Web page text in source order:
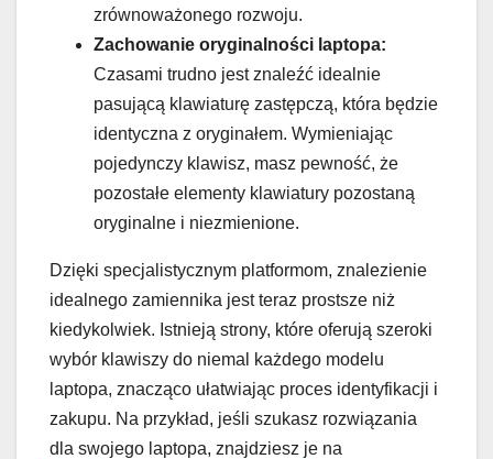
zrównoważonego rozwoju.
Zachowanie oryginalności laptopa:
Czasami trudno jest znaleźć idealnie
pasującą klawiaturę zastępczą, która będzie
identyczna z oryginałem. Wymieniając
pojedynczy klawisz, masz pewność, że
pozostałe elementy klawiatury pozostaną
oryginalne i niezmienione.
Dzięki specjalistycznym platformom, znalezienie
idealnego zamiennika jest teraz prostsze niż
kiedykolwiek. Istnieją strony, które oferują szeroki
wybór klawiszy do niemal każdego modelu
laptopa, znacząco ułatwiając proces identyfikacji i
zakupu. Na przykład, jeśli szukasz rozwiązania
dla swojego laptopa, znajdziesz je na